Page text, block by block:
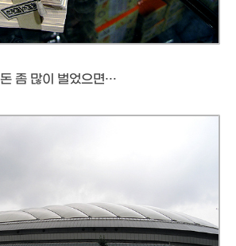
돈 좀 많이 벌었으면…